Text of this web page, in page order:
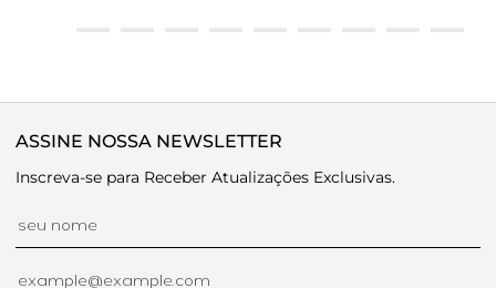
ASSINE NOSSA NEWSLETTER
Inscreva-se para Receber Atualizações Exclusivas.